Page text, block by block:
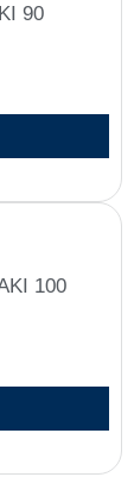
90
100